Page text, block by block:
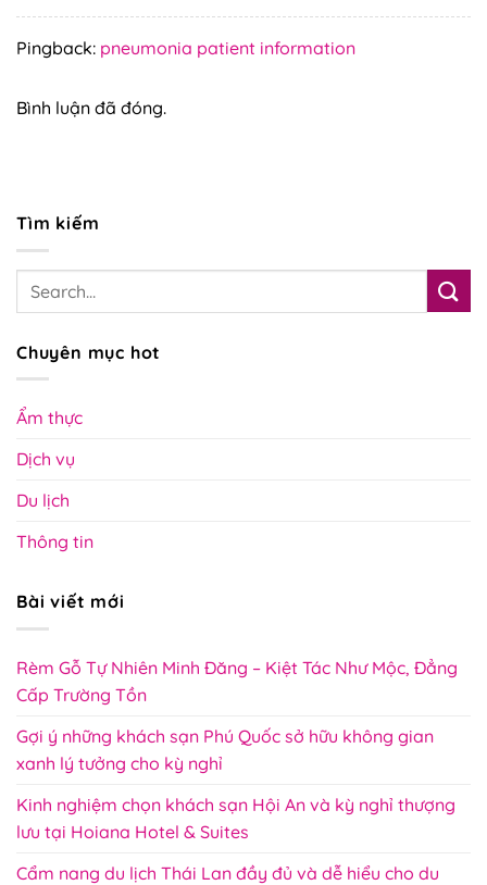
Pingback: pneumonia patient information
Bình luận đã đóng.
Tìm kiếm
Chuyên mục hot
Ẩm thực
Dịch vụ
Du lịch
Thông tin
Bài viết mới
Rèm Gỗ Tự Nhiên Minh Đăng – Kiệt Tác Như Mộc, Đẳng
Cấp Trường Tồn
Gợi ý những khách sạn Phú Quốc sở hữu không gian
xanh lý tưởng cho kỳ nghỉ
Kinh nghiệm chọn khách sạn Hội An và kỳ nghỉ thượng
lưu tại Hoiana Hotel & Suites
Cẩm nang du lịch Thái Lan đầy đủ và dễ hiểu cho du